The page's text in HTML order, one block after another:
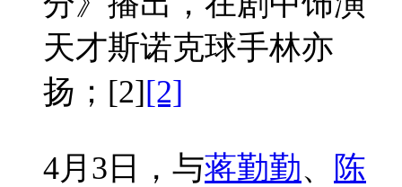
天才斯诺克球手林亦
扬； [2][2]
4月3日，与蒋勤勤、 陈